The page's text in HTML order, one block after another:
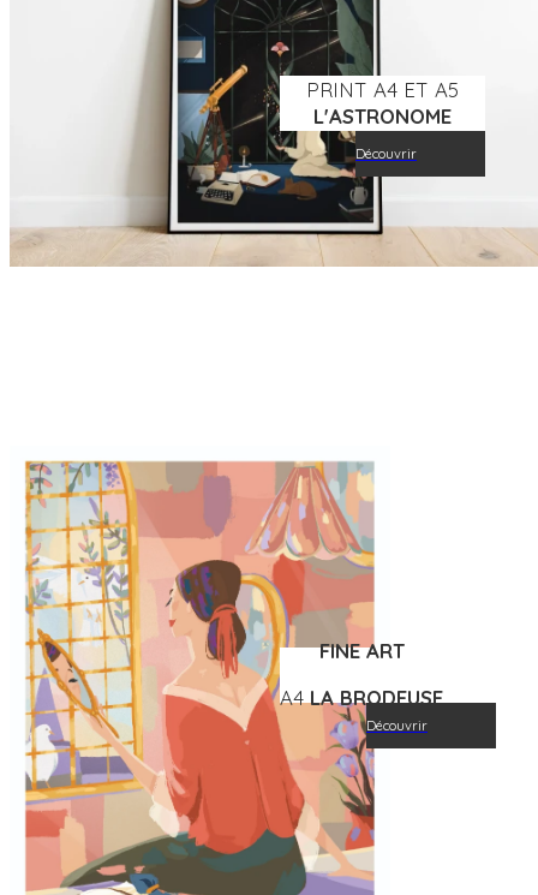
PRINT A4 ET A5
L'ASTRONOME
FINE ART
A4LA BRODEUSE
Découvrir
Découvrir